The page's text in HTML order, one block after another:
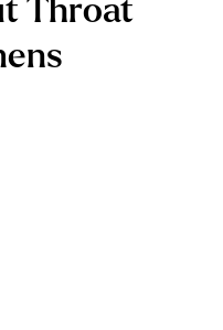
Throat